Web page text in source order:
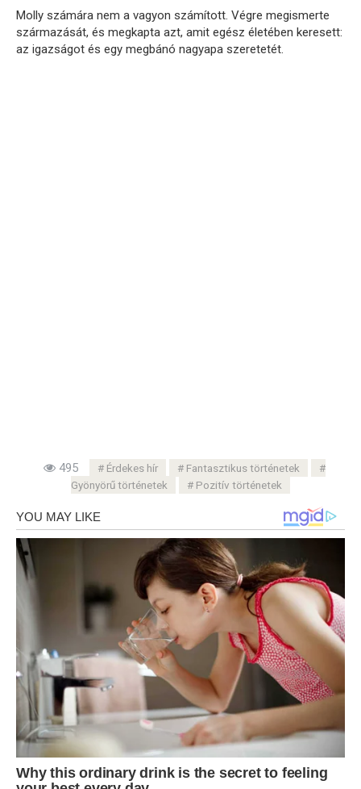
Molly számára nem a vagyon számított. Végre megismerte
származását, és megkapta azt, amit egész életében keresett:
az igazságot és egy megbánó nagyapa szeretetét.
495 Érdekes hír
Fantasztikus történetek
Gyönyörű történetek
Pozitív történetek